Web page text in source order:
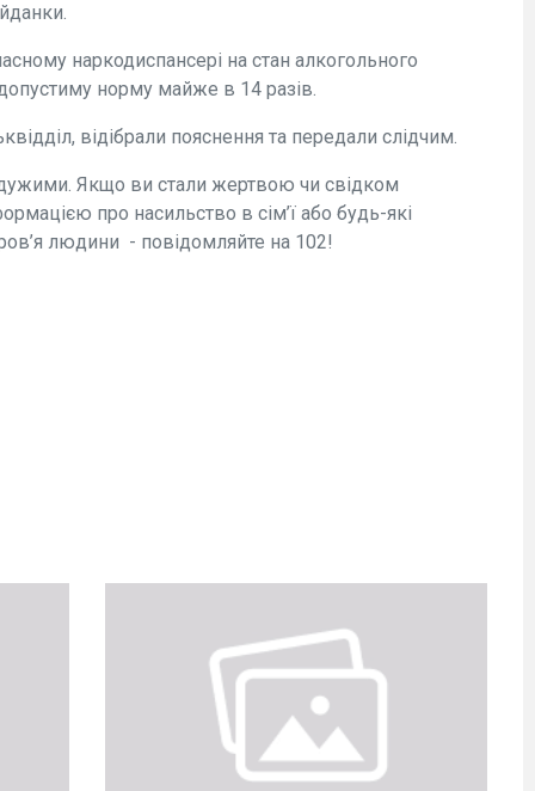
наркодиспансері на стан алкогольного
норму майже в 14 разів.
відібрали пояснення та передали слідчим.
Якщо ви стали жертвою чи свідком
про насильство в сім’ї або будь-які
людини - повідомляйте на 102!